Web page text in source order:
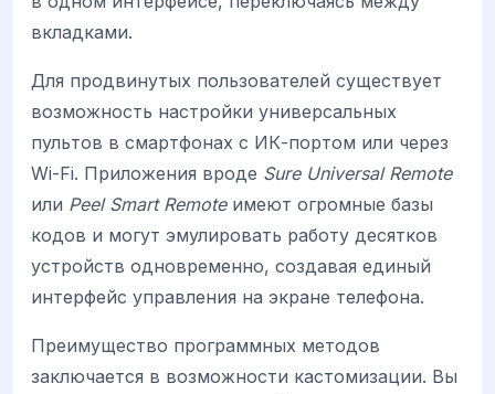
вкладками.
Для продвинутых пользователей существует
возможность настройки универсальных
пультов в смартфонах с ИК-портом или через
Wi-Fi. Приложения вроде Sure Universal Remote
или Peel Smart Remoteимеют огромные базы
кодов и могут эмулировать работу десятков
устройств одновременно, создавая единый
интерфейс управления на экране телефона.
Преимущество программных методов
заключается в возможности кастомизации. Вы